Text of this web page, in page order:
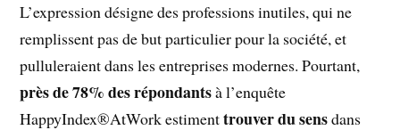
L’expression désigne des professions inutiles, qui ne
remplissent pas de but particulier pour la société, et
pulluleraient dans les entreprises modernes. Pourtant,
près de 78% des répondantsà l’enquête
HappyIndex®AtWork estimenttrouver du sensdans